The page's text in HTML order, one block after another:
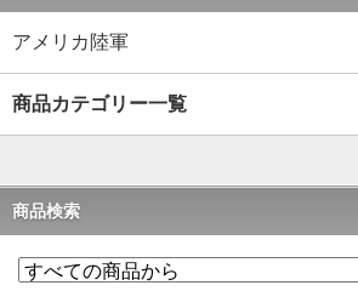
アメリカ陸軍
商品カテゴリー一覧
商品検索